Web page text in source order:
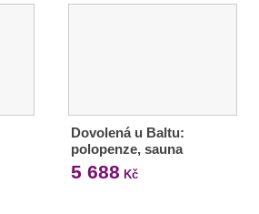
Dovolená u Baltu:
polopenze, sauna
5 688 Kč